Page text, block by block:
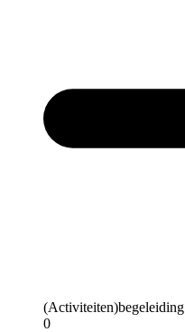
(Activiteiten)begeleiding
0